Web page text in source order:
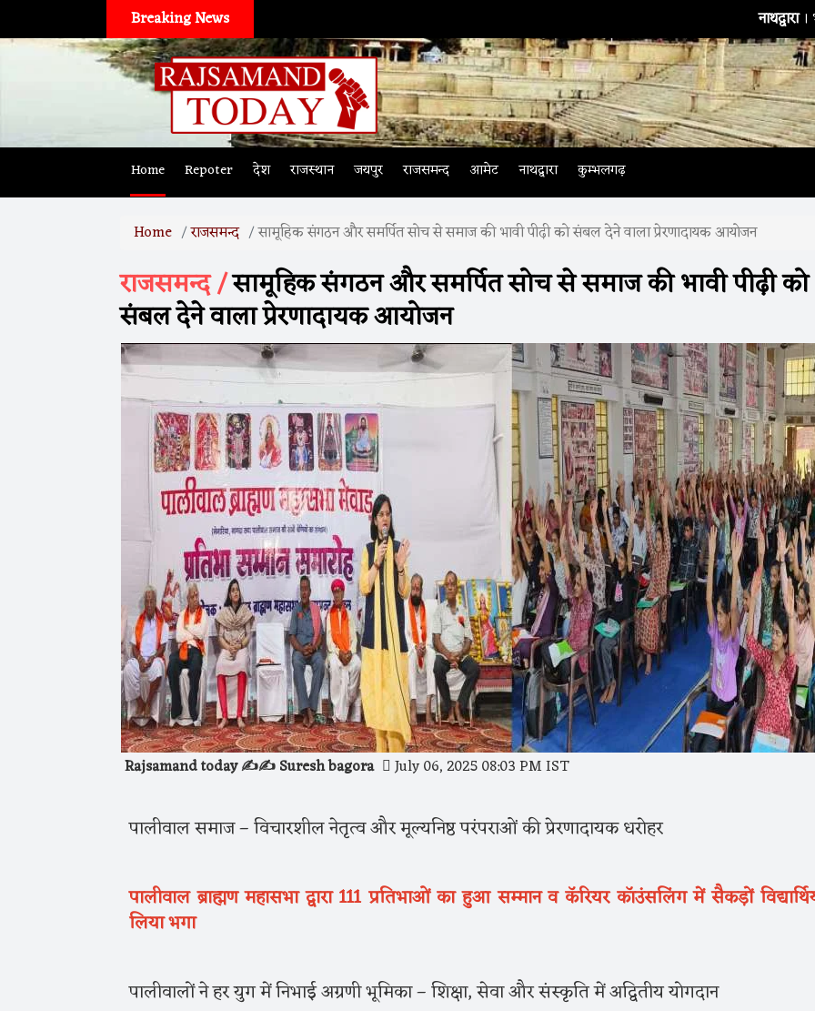
Breaking News । भारतीय टीम के
Home Repoter देश राजस्थान जयपुर राजसमन्द आमेट नाथद्वारा कुम्भलगढ़
Home राजसमन्द सामूहिक संगठन और समर्पित सोच से समाज की भावी पीढ़ी को संबल देने वाला प्रेरणादायक आयोजन
राजसमन्द /सामूहिक संगठन और समर्पित सोच से समाज की भावी पीढ़ी को
संबल देने वाला प्रेरणादायक आयोजन
Rajsamand today ✍️✍️ Suresh bagora July 06, 2025 08:03 PM IST
पालीवाल समाज – विचारशील नेतृत्व और मूल्यनिष्ठ परंपराओं की प्रेरणादायक धरोहर
पालीवाल ब्राह्मण महासभा द्वारा 111 प्रतिभाओं का हुआ सम्मान व कॅरियर कॉउंसलिंग में सैकड़ों
लिया भगा
पालीवालों ने हर युग में निभाई अग्रणी भूमिका – शिक्षा, सेवा और संस्कृति में अद्वितीय योगदान